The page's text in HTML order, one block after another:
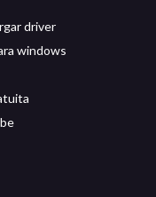
driver
windows